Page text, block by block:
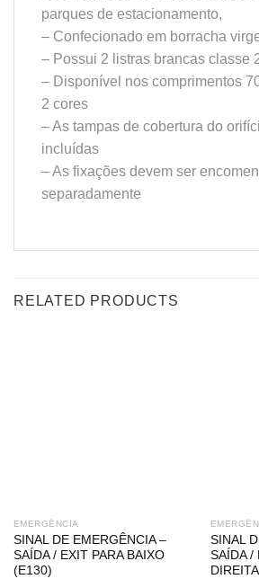
parques de estacionamento,
– Confecionado em borracha
– Possui 2 listras brancas classe
– Disponível nos comprimentos
2 cores
– As tampas de cobertura do
incluídas
– As fixações devem ser
separadamente
RELATED PRODUCTS
EMERGÊNCIA
SINAL DE EMERGÊNCIA –
SAÍDA / EXIT PARA BAIXO
(E130)
SINAL
SAÍDA /